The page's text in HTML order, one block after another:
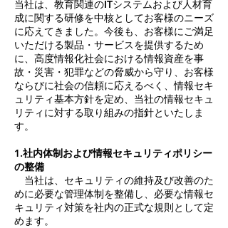
当社は、教育関連のITシステムおよび人材育
成に関する研修を中核としてお客様のニーズ
に応えてきました。今後も、お客様にご満足
いただける製品・サービスを提供するため
に、高度情報化社会における情報資産を事
故・災害・犯罪などの脅威から守り、お客様
ならびに社会の信頼に応えるべく、情報セキ
ュリティ基本方針を定め、当社の情報セキュ
リティに対する取り組みの指針といたしま
す。
1.社内体制および情報セキュリティポリシー
の整備
当社は、セキュリティの維持及び改善のた
めに必要な管理体制を整備し、必要な情報セ
キュリティ対策を社内の正式な規則として定
めます。